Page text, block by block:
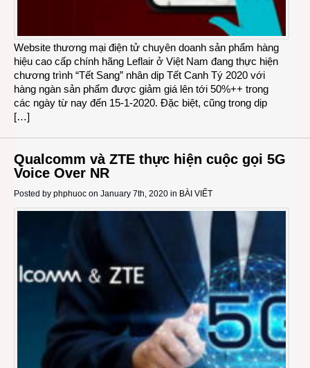
Website thương mại điện tử chuyên doanh sản phẩm hàng
hiệu cao cấp chính hãng Leflair ở Việt Nam đang thực hiện
chương trình “Tết Sang” nhân dịp Tết Canh Tý 2020 với
hàng ngàn sản phẩm được giảm giá lên tới 50%++ trong
các ngày từ nay đến 15-1-2020. Đặc biệt, cũng trong dịp
[…]
Qualcomm và ZTE thực hiện cuộc gọi 5G
Voice Over NR
Posted by phphuoc on January 7th, 2020 in BÀI VIẾT